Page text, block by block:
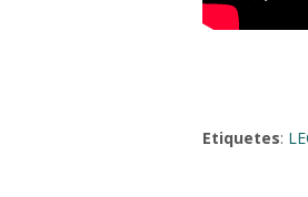
Etiquetes: